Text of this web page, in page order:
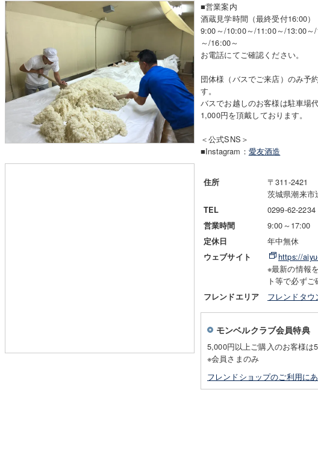
■営業案内
酒蔵見学時間（最終受付16:00）
9:00～/10:00～/11:00～/13:00～
～/16:00～
お電話にてご確認ください。
団体様（バスでご来店）のみ予
す。
バスでお越しのお客様は駐車場
1,000円を頂戴しております。
＜公式SNS＞
■Instagram： 愛友酒造
住所
〒311-2421
茨城県潮来市
TEL 0299-62-2234
営業時間 9:00～17:00
定休日 年中無休
ウェブサイト
https://
※最新の情報
ト等で必ずご
フレンドエリア フレンドタウ
モンベルクラブ会員特典
5,000円以上ご購入のお客様は
※会員さまのみ
フレンドショップのご利用に